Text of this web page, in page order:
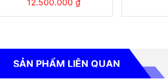
SẢN PHẨM LIÊN QUAN